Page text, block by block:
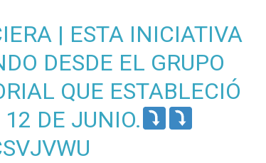
| ESTA INICIATIVA
DESDE EL GRUPO
QUE ESTABLECIÓ
DE JUNIO.